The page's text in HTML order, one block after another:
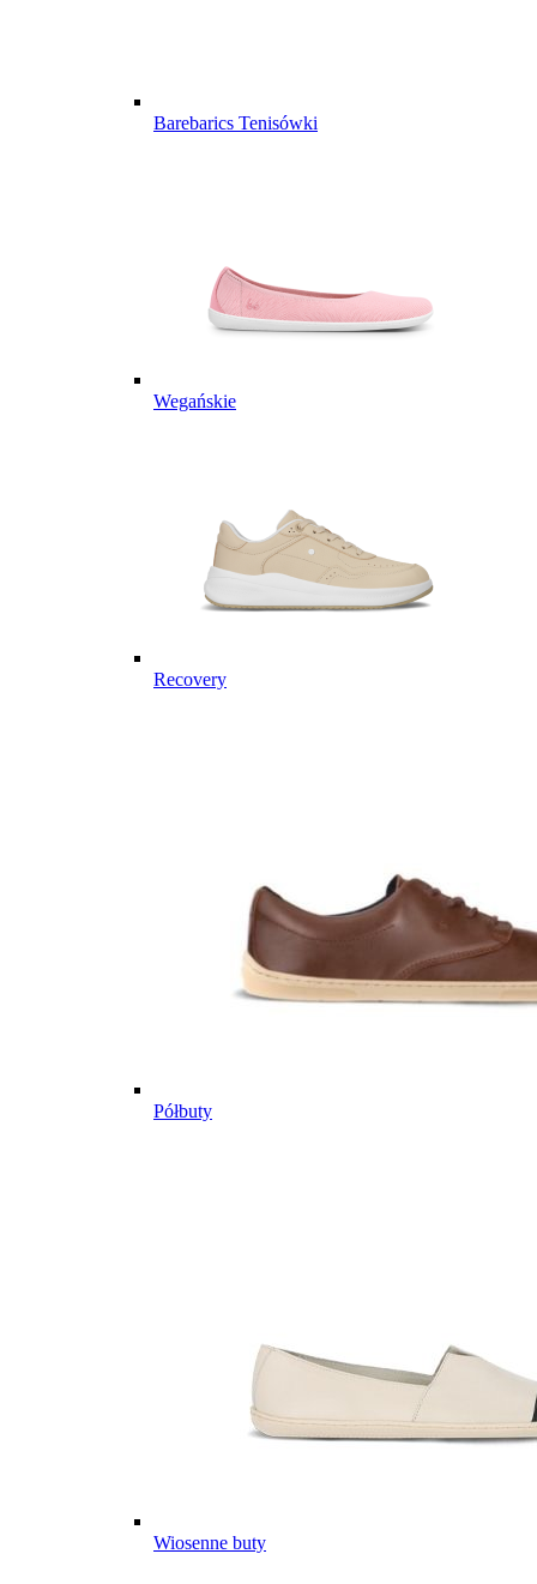
Barebarics Tenisówki
Wegańskie
Recovery
Półbuty
Wiosenne buty